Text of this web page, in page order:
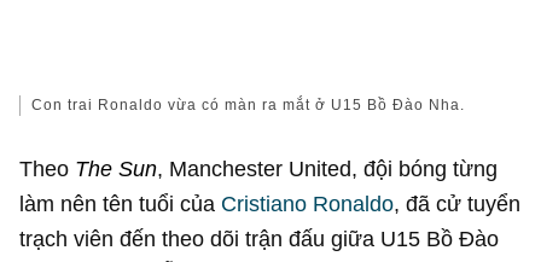
Con trai Ronaldo vừa có màn ra mắt ở U15 Bồ Đào Nha.
Theo The Sun, Manchester United, đội bóng từng
làm nên tên tuổi của Cristiano Ronaldo, đã cử tuyển
trạch viên đến theo dõi trận đấu giữa U15 Bồ Đào